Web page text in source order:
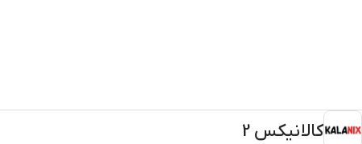
کالانیکس 2